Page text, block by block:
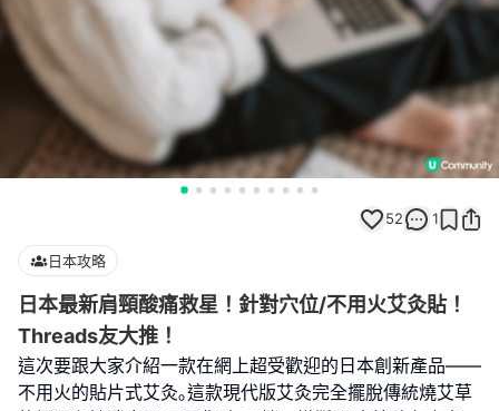
52 1
日本攻略
日本最新肩頸酸痛救星！針對穴位/不用火艾灸貼！
Threads友大推！
這次要跟大家介紹一款在網上超受歡迎的日本創新產品——
不用火的貼片式艾灸｡這款現代版艾灸完全擺脫傳統燒艾草